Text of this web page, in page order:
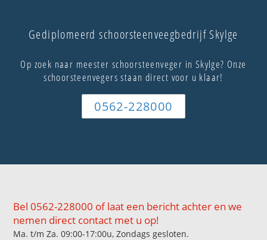
Gediplomeerd schoorsteenveegbedrijf Skylge
Op zoek naar meester schoorsteenveger in Skylge? Onze
schoorsteenvegers staan direct voor u klaar!
0562-228000
Bel 0562-228000 of laat een bericht achter en we
nemen direct contact met u op!
Ma. t/m Za. 09:00-17:00u, Zondags gesloten.